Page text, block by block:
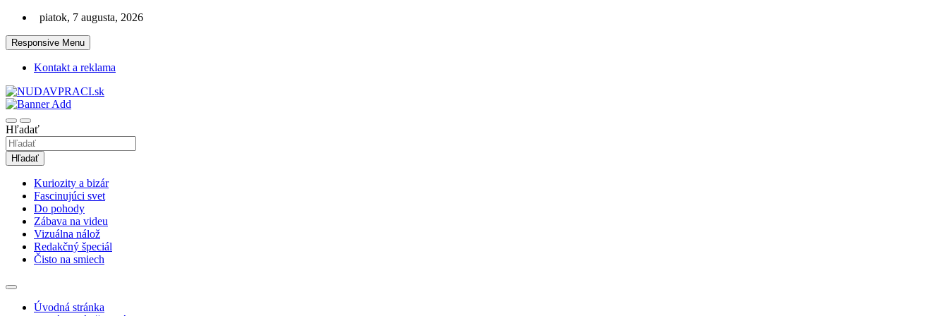
Skip
content
piatok, 7 augusta, 2026
Responsive Menu
Kontakt a reklama
nudaVpráci.sk
Hľadať
Hľadať
Kuriozity a bizár
Fascinujúci svet
Do pohody
Zábava na videu
Vizuálna nálož
Redakčný špeciál
Čisto na smiech
Úvodná stránka